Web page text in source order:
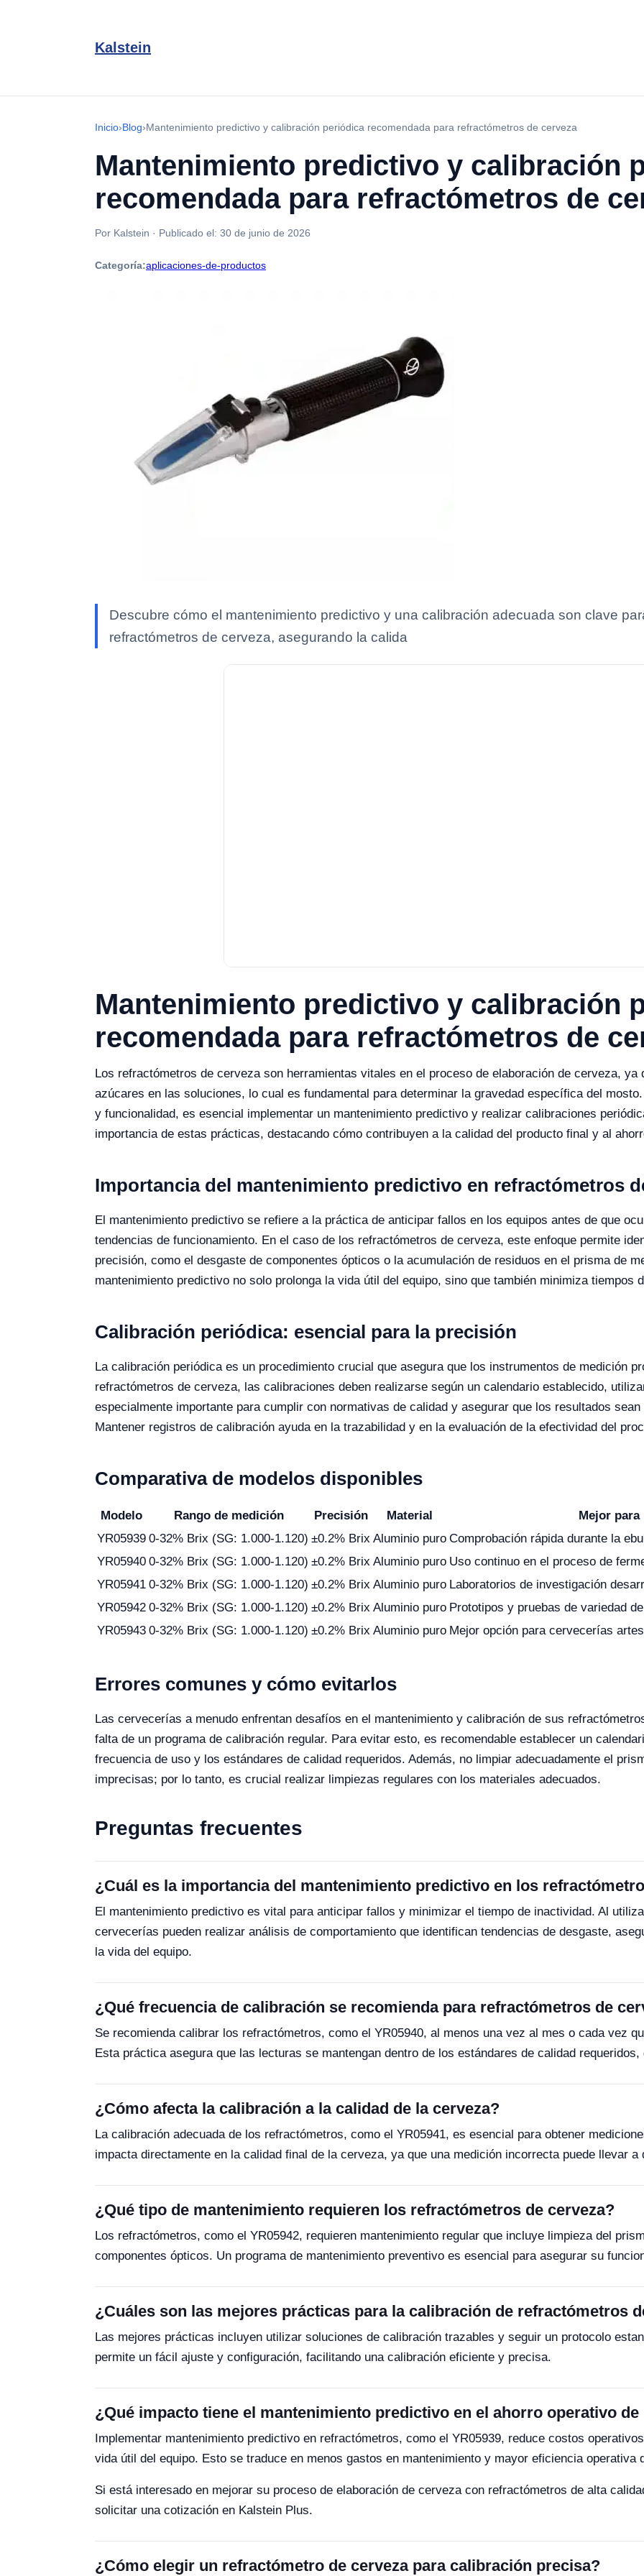
Kalstein
Inicio›Blog›Mantenimiento predictivo y calibración periódica recomendada para refractómetros de cerveza
Mantenimiento predictivo y calibración
recomendada para refractómetros de
Por Kalstein · Publicado el: 30 de junio de 2026
Categoría:aplicaciones-de-productos
Descubre cómo el mantenimiento predictivo y una calibración adecuada son clave
refractómetros de cerveza, asegurando la calida
Mantenimiento predictivo y calibración
recomendada para refractómetros de
Los refractómetros de cerveza son herramientas vitales en el proceso de elaboración de cerveza, ya
azúcares en las soluciones, lo cual es fundamental para determinar la gravedad específica del
y funcionalidad, es esencial implementar un mantenimiento predictivo y realizar calibraciones
importancia de estas prácticas, destacando cómo contribuyen a la calidad del producto final y al
Importancia del mantenimiento predictivo en refractómetros
El mantenimiento predictivo se refiere a la práctica de anticipar fallos en los equipos antes de que
tendencias de funcionamiento. En el caso de los refractómetros de cerveza, este enfoque permite
precisión, como el desgaste de componentes ópticos o la acumulación de residuos en el prisma de
mantenimiento predictivo no solo prolonga la vida útil del equipo, sino que también minimiza tiempos
Calibración periódica: esencial para la precisión
La calibración periódica es un procedimiento crucial que asegura que los instrumentos de medición
refractómetros de cerveza, las calibraciones deben realizarse según un calendario establecido,
especialmente importante para cumplir con normativas de calidad y asegurar que los resultados
Mantener registros de calibración ayuda en la trazabilidad y en la evaluación de la efectividad del
Comparativa de modelos disponibles
Modelo Rango de medición Precisión Material
Mejor para
YR05939 0-32% Brix (SG: 1.000-1.120) ±0.2% Brix Aluminio puro Comprobación rápida durante la
YR05940 0-32% Brix (SG: 1.000-1.120) ±0.2% Brix Aluminio puro Uso continuo en el proceso de
YR05941 0-32% Brix (SG: 1.000-1.120) ±0.2% Brix Aluminio puro Laboratorios de investigación
YR05942 0-32% Brix (SG: 1.000-1.120) ±0.2% Brix Aluminio puro Prototipos y pruebas de variedad
YR05943 0-32% Brix (SG: 1.000-1.120) ±0.2% Brix Aluminio puro Mejor opción para cervecerías
Errores comunes y cómo evitarlos
Las cervecerías a menudo enfrentan desafíos en el mantenimiento y calibración de sus
falta de un programa de calibración regular. Para evitar esto, es recomendable establecer un
frecuencia de uso y los estándares de calidad requeridos. Además, no limpiar adecuadamente el
imprecisas; por lo tanto, es crucial realizar limpiezas regulares con los materiales adecuados.
Preguntas frecuentes
¿Cuál es la importancia del mantenimiento predictivo en los
El mantenimiento predictivo es vital para anticipar fallos y minimizar el tiempo de inactividad. Al
cervecerías pueden realizar análisis de comportamiento que identifican tendencias de desgaste,
la vida del equipo.
¿Qué frecuencia de calibración se recomienda para refractómetros de
Se recomienda calibrar los refractómetros, como el YR05940, al menos una vez al mes o cada vez
Esta práctica asegura que las lecturas se mantengan dentro de los estándares de calidad
¿Cómo afecta la calibración a la calidad de la cerveza?
La calibración adecuada de los refractómetros, como el YR05941, es esencial para obtener
impacta directamente en la calidad final de la cerveza, ya que una medición incorrecta puede llevar
¿Qué tipo de mantenimiento requieren los refractómetros de cerveza?
Los refractómetros, como el YR05942, requieren mantenimiento regular que incluye limpieza del
componentes ópticos. Un programa de mantenimiento preventivo es esencial para asegurar su
¿Cuáles son las mejores prácticas para la calibración de refractómetros
Las mejores prácticas incluyen utilizar soluciones de calibración trazables y seguir un protocolo
permite un fácil ajuste y configuración, facilitando una calibración eficiente y precisa.
¿Qué impacto tiene el mantenimiento predictivo en el ahorro operativo
Implementar mantenimiento predictivo en refractómetros, como el YR05939, reduce costos
vida útil del equipo. Esto se traduce en menos gastos en mantenimiento y mayor eficiencia operativa
Si está interesado en mejorar su proceso de elaboración de cerveza con refractómetros de alta
solicitar una cotización en Kalstein Plus.
¿Cómo elegir un refractómetro de cerveza para calibración precisa?